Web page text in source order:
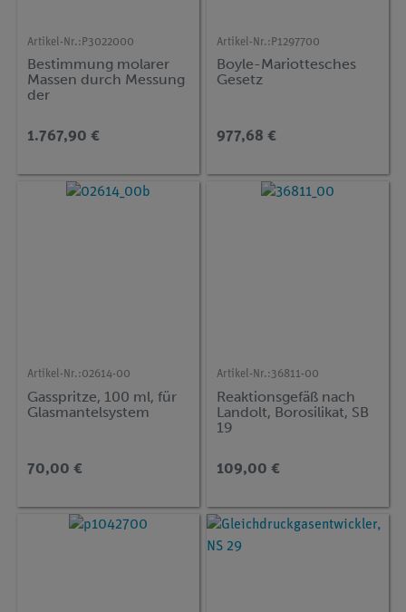
Artikel-Nr.: P3022000
Bestimmung molarer
Massen durch Messung
der
ung (Kryoskopie)
1.767,90 €
Artikel-Nr.: P1297700
Boyle-Mariottesches
Gesetz
977,68 €
Artikel-Nr.:02614-00
Gasspritze, 100 ml, für
Glasmantelsystem
70,00 €
Artikel-Nr.:36811-00
Reaktionsgefäß nach
Landolt, Borosilikat, SB
19
109,00 €